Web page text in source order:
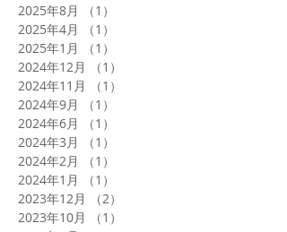
2025年8月
（1）
2025年4月
（1）
2025年1月
（1）
2024年12月
（1）
2024年11月
（1）
2024年9月
（1）
2024年6月
（1）
2024年3月
（1）
2024年2月
（1）
2024年1月
（1）
2023年12月
（2）
2023年10月
（1）